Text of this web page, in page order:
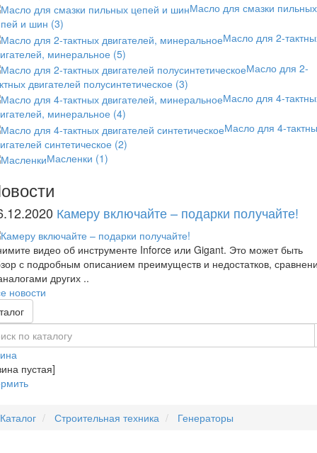
Масло для смазки пильных
и шин (3)
Масло для 2-
минеральное (5)
Масло для 2-
двигателей полусинтетическое (3)
Масло для 4-
минеральное (4)
Масло для 4-
синтетическое (2)
Масленки (1)
Камеру включайте – подарки получайте!
видео об инструменте Inforce или Gigant. Это может быть
с подробным описанием преимуществ и недостатков,
других ..
новости
пустая]
Каталог Строительная техника Генераторы